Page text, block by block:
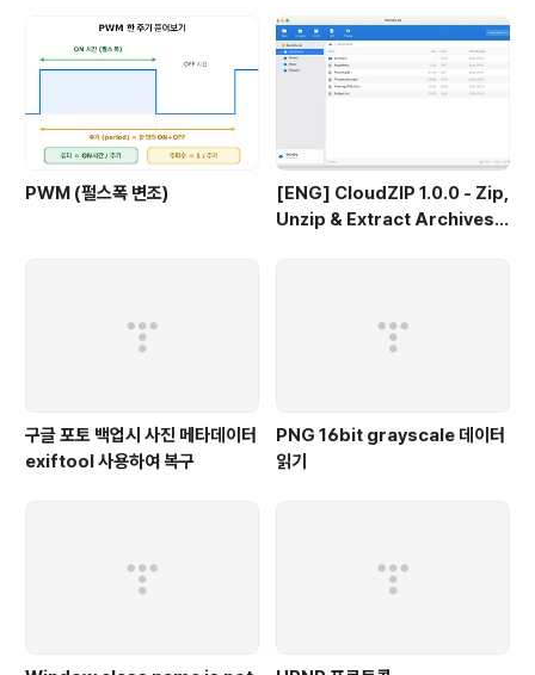
PWM (펄스폭 변조)
[ENG] CloudZIP 1.0.0 - Zip,
Unzip & Extract Archives o
구글 포토 백업시 사진 메타데이터
exiftool 사용하여 복구
PNG 16bit grayscale 데이터
읽기